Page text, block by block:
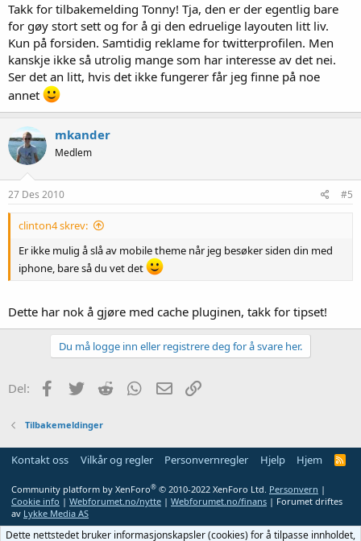
Takk for tilbakemelding Tonny! Tja, den er der egentlig bare
for gøy stort sett og for å gi den edruelige layouten litt liv.
Kun på forsiden. Samtidig reklame for twitterprofilen. Men
kanskje ikke så utrolig mange som har interesse av det nei.
Ser det an litt, hvis det ikke fungerer får jeg finne på noe
annet
mkander
Medlem
27 Des 2010 #5
clinton4 skrev:
Er ikke mulig å slå av mobile theme når jeg besøker siden din med
iphone, bare så du vet det
Dette har nok å gjøre med cache pluginen, takk for tipset!
Du må logge inn eller registrere deg for å svare her.
Del: Facebook
Twitter Reddit WhatsApp
E-post
Tilbakemeldinger
Kontakt oss Vilkår og regler Personvernregler Hjelp Hjem
R
Community platform by XenForo® © 2010-2022 XenForo Ltd. Personvern |
Cookie info | Webforumet.no/nytte | Webforumet.no/finans | Forumet driftes
av Lykke Media AS
Dette nettstedet bruker informasjonskapsler (cookies) for å tilpasse innholdet,